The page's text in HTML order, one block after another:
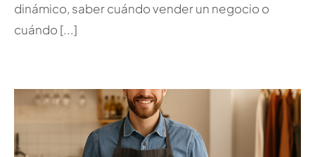
dinámico, saber cuándo vender un negocio o
cuándo [...]